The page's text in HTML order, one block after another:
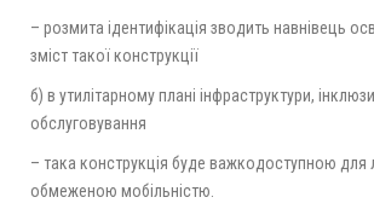
– розмита ідентифікація зводить навнівець
зміст такої конструкції
б) в утилітарному плані інфраструктури,
обслуговування
– така конструкція буде важкодоступною для
обмеженою мобільністю.